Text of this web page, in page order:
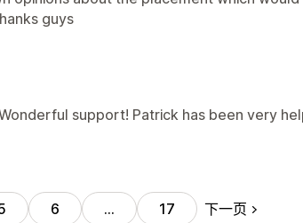
guys
support! Patrick has been very
6 … 17 下一页